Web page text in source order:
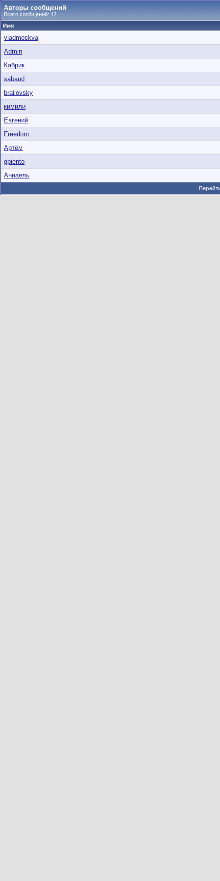
Авторы сообщений
Всего сообщений: 42
Имя
vladmoskva
Admin
Кабрик
saband
brailovsky
кимили
Евгений
Freedom
Артём
gpiento
Аннаель